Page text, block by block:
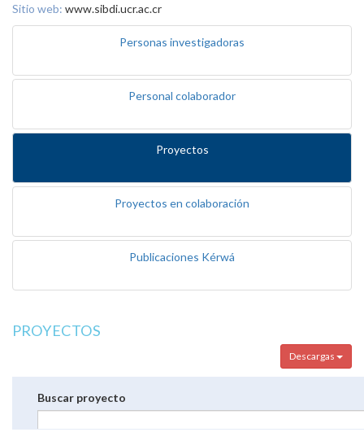
Sitio web: www.sibdi.ucr.ac.cr
Personas investigadoras
Personal colaborador
Proyectos
Proyectos en colaboración
Publicaciones Kérwá
PROYECTOS
Descargas
Buscar proyecto